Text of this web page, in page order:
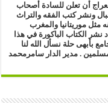
أن تعلن للسادة أصحاب
ونشر كتب الفقه والتراث
مثل موريتانيا والمغرب
نشر الكتاب الباكورة في هذا
بأبهى حلة نسأل الله لنا
. مدير الدار سامرمحمد